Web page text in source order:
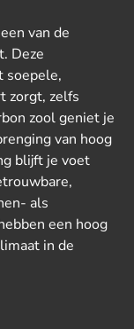
van de
Deze
soepele,
zorgt, zelfs
zool geniet je
van hoog
blijft je voet
als
een hoog
in de